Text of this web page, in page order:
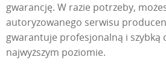
gwarancję. W razie potrzeby,
autoryzowanego serwisu
gwarantuje profesjonalną i szybką
najwyższym poziomie.